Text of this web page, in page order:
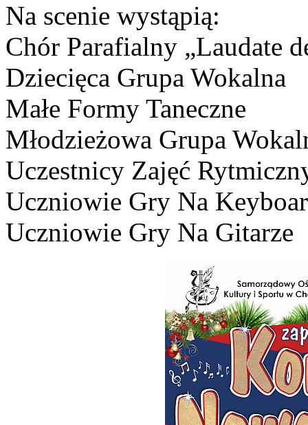
Na scenie wystąpią:
Chór Parafialny „Laudate
Dziecięca Grupa Wokalna
Małe Formy Taneczne
Młodzieżowa Grupa
Uczestnicy Zajęć
Uczniowie Gry Na
Uczniowie Gry Na Gitarze